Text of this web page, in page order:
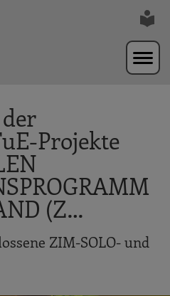
Projekte
(Z…
ZIM-SOLO- und